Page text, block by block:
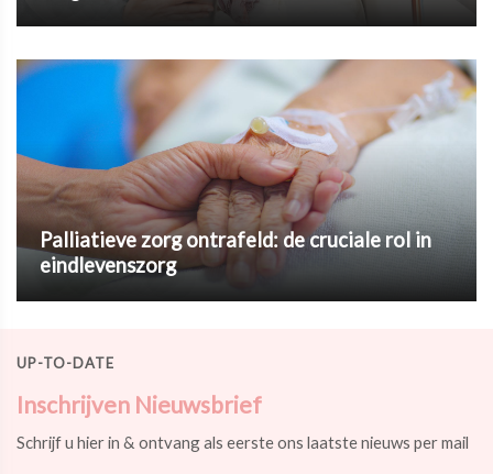
Palliatieve zorg ontrafeld: de cruciale rol in
eindlevenszorg
UP-TO-DATE
Inschrijven Nieuwsbrief
Schrijf u hier in & ontvang als eerste ons laatste nieuws per mail